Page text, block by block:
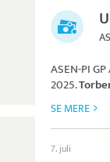
ASEN-PI GP
2025.
SE MERE
7. juli